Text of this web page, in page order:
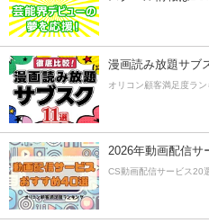
漫画読み放題サブ
オリコン顧客満足度ラ
2026年動画配信サ
CS動画配信サービス20